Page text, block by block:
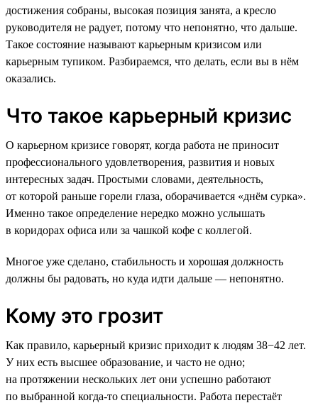
достижения собраны, высокая позиция занята, а кресло
руководителя не радует, потому что непонятно, что дальше.
Такое состояние называют карьерным кризисом или
карьерным тупиком. Разбираемся, что делать, если вы в нём
оказались.
Что такое карьерный кризис
О карьерном кризисе говорят, когда работа не приносит
профессионального удовлетворения, развития и новых
интересных задач. Простыми словами, деятельность,
от которой раньше горели глаза, оборачивается «днём сурка».
Именно такое определение нередко можно услышать
в коридорах офиса или за чашкой кофе с коллегой.
Многое уже сделано, стабильность и хорошая должность
должны бы радовать, но куда идти дальше — непонятно.
Кому это грозит
Как правило, карьерный кризис приходит к людям 38−42 лет.
У них есть высшее образование, и часто не одно;
на протяжении нескольких лет они успешно работают
по выбранной когда-то специальности. Работа перестаёт